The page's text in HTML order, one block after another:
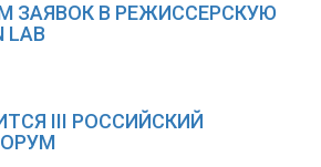
ЗАЯВОК В РЕЖИССЕРСКУЮ
III РОССИЙСКИЙ